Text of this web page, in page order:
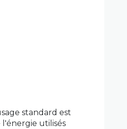
standard est
utilisés